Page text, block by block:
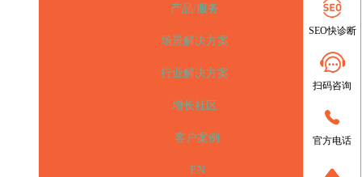
产品/服务
场景解决方案
行业解决方案
增长社区
客户案例
EN
SEO快诊断
扫码咨询
官方电话